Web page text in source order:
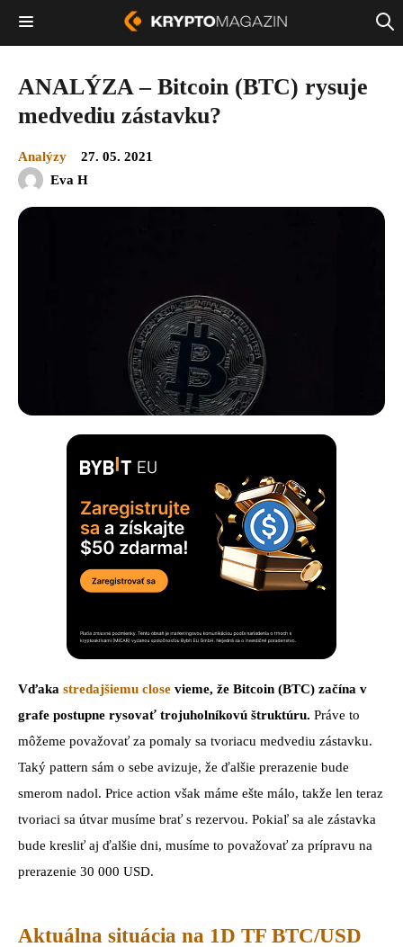
ANALÝZA – Bitcoin (BTC) rysuje
medvediu zástavku?
Analýzy
27. 05. 2021
Eva H
Vďaka stredajšiemu close vieme, že Bitcoin (BTC) začína v
grafe postupne rysovať trojuholníkovú štruktúru. Práve to
môžeme považovať za pomaly sa tvoriacu medvediu zástavku.
Taký pattern sám o sebe avizuje, že ďalšie prerazenie bude
smerom nadol. Price action však máme ešte málo, takže len teraz
tvoriaci sa útvar musíme brať s rezervou. Pokiaľ sa ale zástavka
bude kresliť aj ďalšie dni, musíme to považovať za prípravu na
prerazenie 30 000 USD.
Aktuálna situácia na 1D TF BTC/USD